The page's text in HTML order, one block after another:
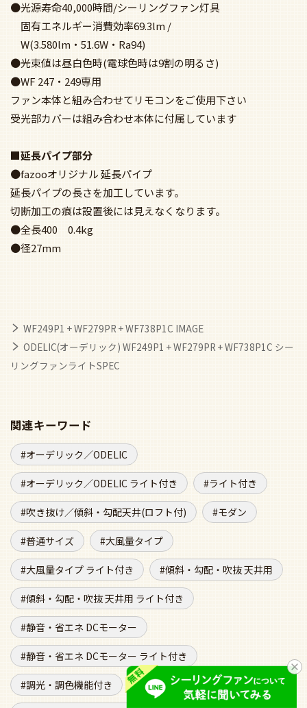
固有エネルギー消費効率69.3lm /
W(3.580lm・51.6W・Ra94)
●光束値は昼白色時(電球色時は9割の明るさ)
●WF 247・249専用
ファン本体と組み合わせてリモコンをご使用下さい
受光部カバーは組み合わせ本体に付属しています
●fazooオリジナル 延長パイプ
延長パイプの長さを加工しています。
切断加工の痕は設置後には見えなくなります。
●全長400 0.4kg
●径27mm
ODELIC(オーデリック) WF249P1 + WF279PR + WF738P1C シー
リングファンライトSPEC
オーデリック／ODELIC ライト付き
吹き抜け／傾斜・勾配天井(ロフト付) モダン
普通サイズ 大風量タイプ
大風量タイプ ライト付き 傾斜・勾配・吹抜 天井用
傾斜・勾配・吹抜 天井用 ライト付き
静音・省エネ DCモーター
静音・省エネ DCモーター ライト付き
調光・調色機能付き 即日発送商品
即日発送商品 ライト付き LEDタイプ